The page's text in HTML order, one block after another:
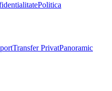
Politica
Transfer PrivatPanoramic